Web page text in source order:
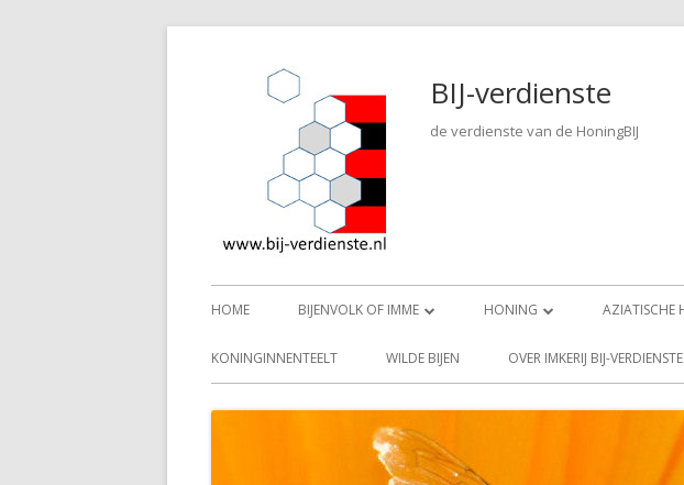
BIJ-verdienste
de verdienste van de HoningBIJ
Primair
menu
HOME BIJENVOLK OF IMME
VAN EI TOT BIJ
WERKSTERBIJEN
HONING
WAAR IS ONZE HONING TE
AZIATISCHE
KONINGINNENTEELT WILDE BIJEN OVER IMKERIJ BIJ-